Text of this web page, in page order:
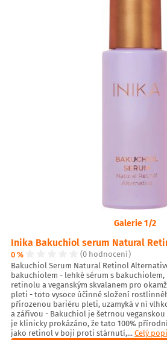
Galerie 1/2
Inika Bakuchiol serum Natural
0 %
(0 hodnocení)
Bakuchiol Serum Natural Retinol
bakuchiolem - lehké sérum s
retinolu a veganským skvalanem pro
pleti - toto vysoce účinné složení
přirozenou bariéru pleti, uzamyká v ní
a zářivou - Bakuchiol je šetrnou
je klinicky prokázáno, že tato 100%
jako retinol v boji proti stárnutí,...Celý